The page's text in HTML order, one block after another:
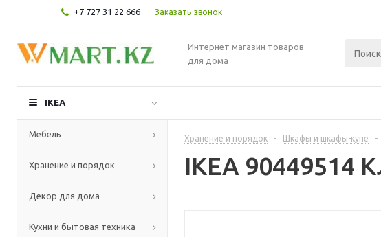
+7 727 31 22 666 Заказать звонок
Интернет магазин товаров
для дома
IKEA
Мебель
Хранение и порядок
Декор для дома
Кухни и бытовая техника
Хранение и порядок - Шкафы и шкафы-купе -
IKEA 90449514